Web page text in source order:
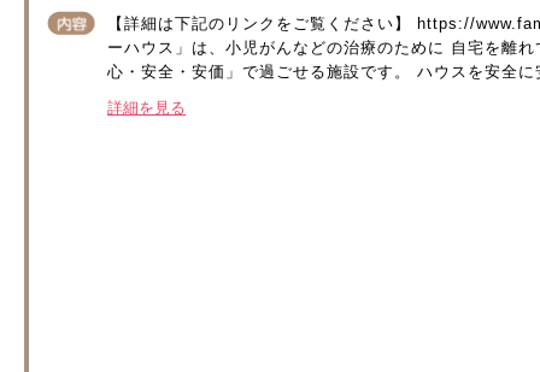
【詳細は下記のリンクをご覧ください】 https://
ーハウス」は、小児がんなどの治療のために 自宅を離
心・安全・安価」で過ごせる施設です。 ハウスを安全
詳細を見る